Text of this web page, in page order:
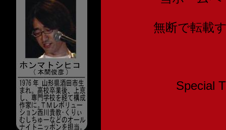
無断で転載
Special